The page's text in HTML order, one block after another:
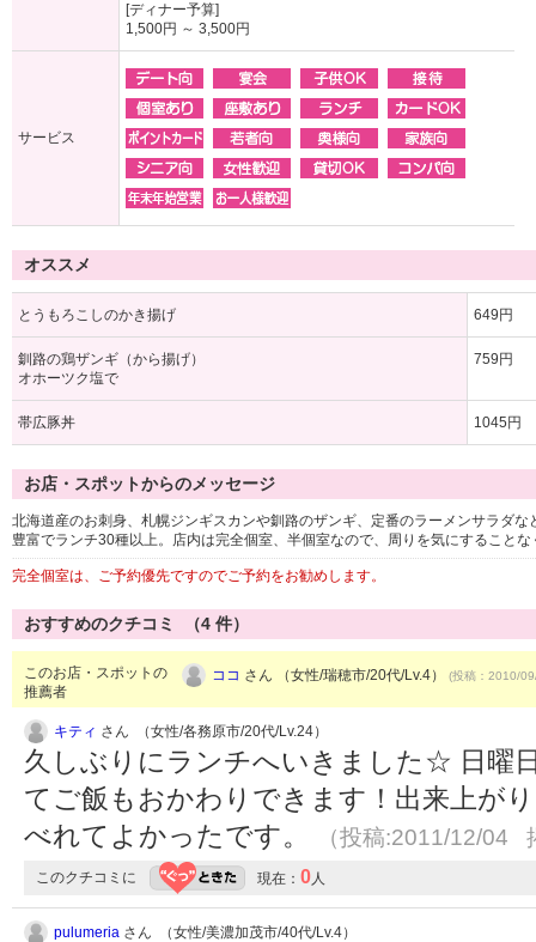
[ディナー予算]
1,500円 ～ 3,500円
サービス
オススメ
とうもろこしのかき揚げ 649円
釧路の鶏ザンギ（から揚げ）
オホーツク塩で
759円
帯広豚丼 1045円
お店・スポットからのメッセージ
北海道産のお刺身、札幌ジンギスカンや釧路のザンギ、定番のラーメンサラダ
豊富でランチ30種以上。店内は完全個室、半個室なので、周りを気にすること
完全個室は、ご予約優先ですのでご予約をお勧めします。
おすすめのクチコミ （4 件）
このお店・スポットの
推薦者
ココ さん （女性/瑞穂市/20代/Lv.4） (投稿：2010/
キティ さん （女性/各務原市/20代/Lv.24）
久しぶりにランチへいきました☆ 日曜
てご飯もおかわりできます！出来上が
べれてよかったです。
（投稿:2011/12/04
このクチコミに 現在： 0人
pulumeria さん （女性/美濃加茂市/40代/Lv.4）